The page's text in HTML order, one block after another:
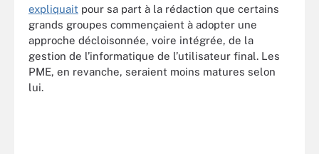
expliquait pour sa part à la rédaction que certains
grands groupes commençaient à adopter une
approche décloisonnée, voire intégrée, de la
gestion de l’informatique de l’utilisateur final. Les
PME, en revanche, seraient moins matures selon
lui.